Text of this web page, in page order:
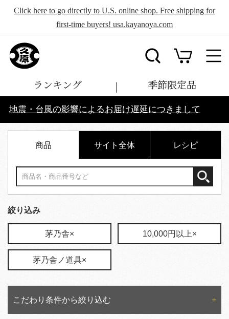
Click here to go directly to U.S. online shop. Free shipping for
first-time buyers! usa.kayanoya.com
ランキング 季節限定品
地震・台風の影響によるお届け遅延につきまして
商品 サイト全体 レシピ
絞り込み
茅乃舎× 10,000円以上×
茅乃舎ノ道具×
こだわり条件から絞り込む